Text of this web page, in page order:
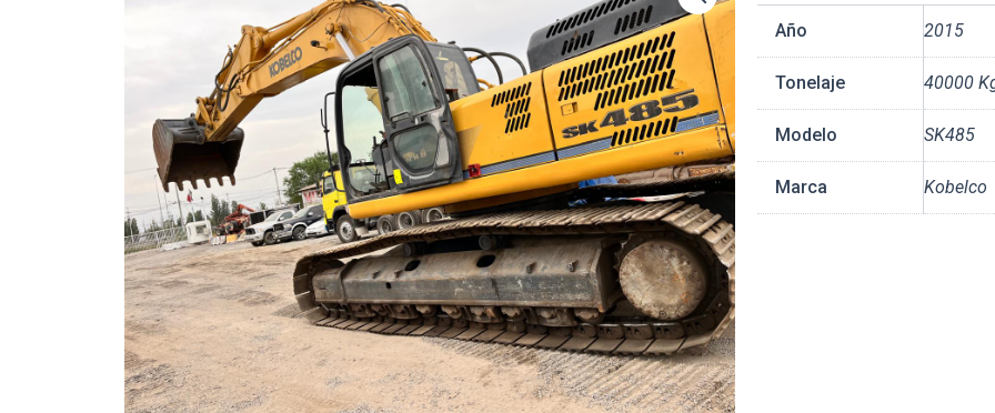
Año 2015
Tonelaje 40000
Modelo SK485
Marca Kobelco